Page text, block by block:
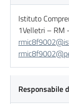
Istituto
1Velletri – RM
Responsabile